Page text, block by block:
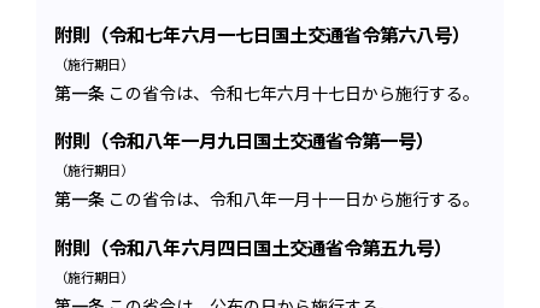
附則（令和七年六月一七日国土交通省令第六八号）
（施行期日）
第一条 この省令は、令和七年六月十七日から施行する。
附則（令和八年一月九日国土交通省令第一号）
（施行期日）
第一条 この省令は、令和八年一月十一日から施行する。
附則（令和八年六月四日国土交通省令第五九号）
（施行期日）